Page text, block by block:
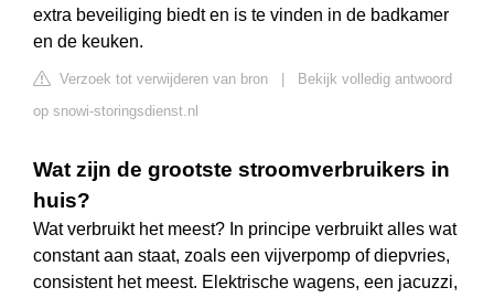
extra beveiliging biedt en is te vinden in de badkamer
en de keuken.
Verzoek tot verwijderen van bron
Bekijk volledig antwoord
op snowi-storingsdienst.nl
Wat zijn de grootste stroomverbruikers in
huis?
Wat verbruikt het meest? In principe verbruikt alles wat
constant aan staat, zoals een vijverpomp of diepvries,
consistent het meest. Elektrische wagens, een jacuzzi,